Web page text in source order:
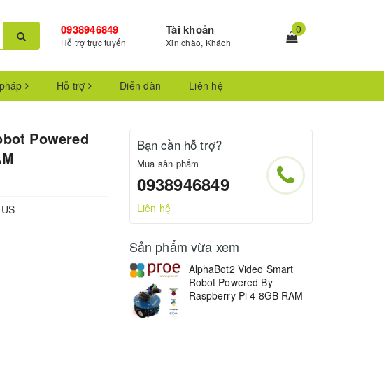
0938946849
Hỗ trợ trực tuyến
Tài khoản
Xin chào, Khách
0
Hỗ trợ Diễn đàn Liên hệ
Powered
Bạn cần hỗ trợ?
Mua sản phẩm
0938946849
Liên hệ
Sản phẩm vừa xem
AlphaBot2 Video Smart
Robot Powered By
Raspberry Pi 4 8GB RAM